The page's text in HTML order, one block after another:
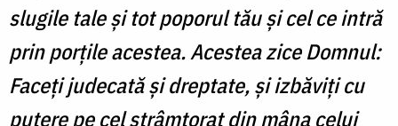
slugile tale și tot poporul tău și cel ce intră
prin porțile acestea. Acestea zice Domnul:
Faceți judecată și dreptate, și izbăviți cu
putere pe cel strâmtorat din mâna celui